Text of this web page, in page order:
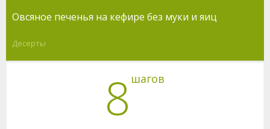
Овсяное печенья на кефире без муки и яиц
Десерты
8 шагов